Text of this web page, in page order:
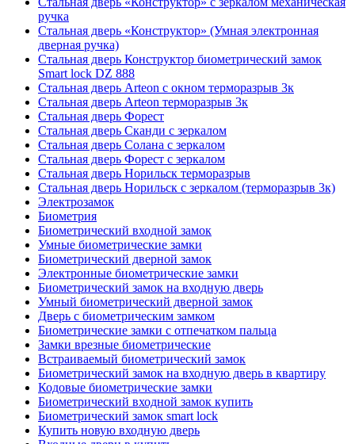
ручка
Стальная дверь «Конструктор» (Умная электронная
дверная ручка)
Стальная дверь Конструктор биометрический замок
Smart lock DZ 888
Стальная дверь Arteon с окном терморазрыв 3к
Стальная дверь Arteon терморазрыв 3к
Стальная дверь Форест
Стальная дверь Сканди с зеркалом
Стальная дверь Солана с зеркалом
Стальная дверь Форест с зеркалом
Стальная дверь Норильск терморазрыв
Стальная дверь Норильск с зеркалом (терморазрыв 3к)
Электрозамок
Биометрия
Биометрический входной замок
Умные биометрические замки
Биометрический дверной замок
Электронные биометрические замки
Биометрический замок на входную дверь
Умный биометрический дверной замок
Дверь с биометрическим замком
Биометрические замки с отпечатком пальца
Замки врезные биометрические
Встраиваемый биометрический замок
Биометрический замок на входную дверь в квартиру
Кодовые биометрические замки
Биометрический входной замок купить
Биометрический замок smart lock
Купить новую входную дверь